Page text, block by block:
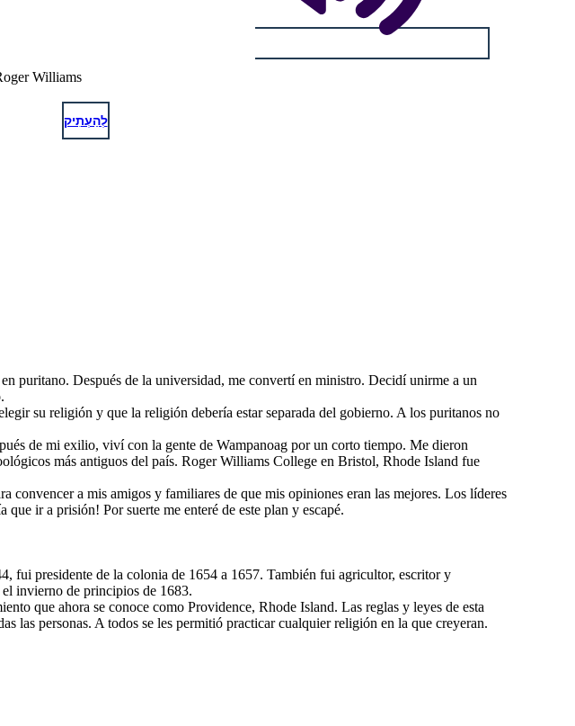
לְהַעְתִיק
puritano. Después de la universidad, me convertí en ministro. Decidí unirme a un
su religión y que la religión debería estar separada del gobierno. A los puritanos no
de mi exilio, viví con la gente de Wampanoag por un corto tiempo. Me dieron
más antiguos del país. Roger Williams College en Bristol, Rhode Island fue
a mis amigos y familiares de que mis opiniones eran las mejores. Los líderes
ir a prisión! Por suerte me enteré de este plan y escapé.
fui presidente de la colonia de 1654 a 1657. También fui agricultor, escritor y
invierno de principios de 1683.
que ahora se conoce como Providence, Rhode Island. Las reglas y leyes de esta
las personas. A todos se les permitió practicar cualquier religión en la que creyeran.